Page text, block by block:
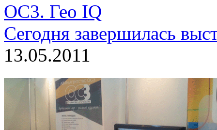
ОС3. Гео IQ
Сегодня завершилась
13.05.2011